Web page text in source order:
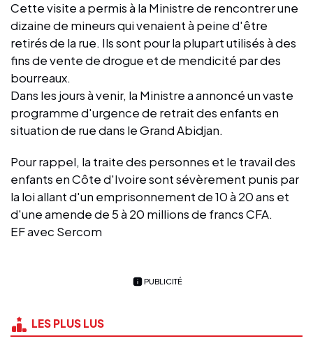
Cette visite a permis à la Ministre de rencontrer une
dizaine de mineurs qui venaient à peine d'être
retirés de la rue. Ils sont pour la plupart utilisés à des
fins de vente de drogue et de mendicité par des
bourreaux.
Dans les jours à venir, la Ministre a annoncé un vaste
programme d'urgence de retrait des enfants en
situation de rue dans le Grand Abidjan.
Pour rappel, la traite des personnes et le travail des
enfants en Côte d'Ivoire sont sévèrement punis par
la loi allant d'un emprisonnement de 10 à 20 ans et
d'une amende de 5 à 20 millions de francs CFA.
EF avec Sercom
PUBLICITÉ
LES PLUS LUS